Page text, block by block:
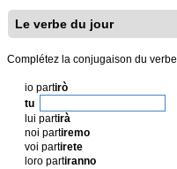
Le verbe du jour
Complétez la conjugaison du verbe
io partirò
tu
lui partirà
noi partiremo
voi partirete
loro partiranno